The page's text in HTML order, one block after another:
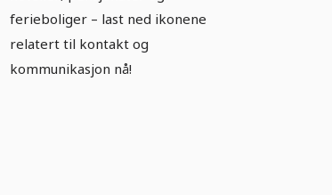
ferieboliger – last ned ikonene
relatert til kontakt og
kommunikasjon nå!